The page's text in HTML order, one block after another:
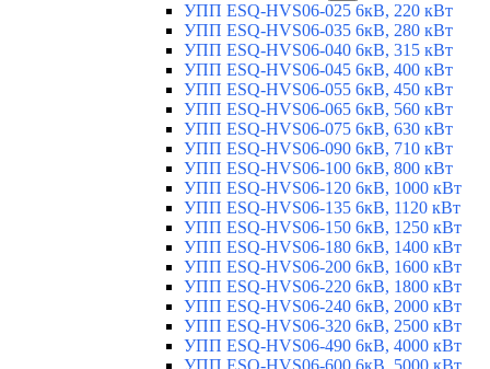
УПП ESQ-HVS06-025 6кВ, 220 кВт
УПП ESQ-HVS06-035 6кВ, 280 кВт
УПП ESQ-HVS06-040 6кВ, 315 кВт
УПП ESQ-HVS06-045 6кВ, 400 кВт
УПП ESQ-HVS06-055 6кВ, 450 кВт
УПП ESQ-HVS06-065 6кВ, 560 кВт
УПП ESQ-HVS06-075 6кВ, 630 кВт
УПП ESQ-HVS06-090 6кВ, 710 кВт
УПП ESQ-HVS06-100 6кВ, 800 кВт
УПП ESQ-HVS06-120 6кВ, 1000 кВт
УПП ESQ-HVS06-135 6кВ, 1120 кВт
УПП ESQ-HVS06-150 6кВ, 1250 кВт
УПП ESQ-HVS06-180 6кВ, 1400 кВт
УПП ESQ-HVS06-200 6кВ, 1600 кВт
УПП ESQ-HVS06-220 6кВ, 1800 кВт
УПП ESQ-HVS06-240 6кВ, 2000 кВт
УПП ESQ-HVS06-320 6кВ, 2500 кВт
УПП ESQ-HVS06-490 6кВ, 4000 кВт